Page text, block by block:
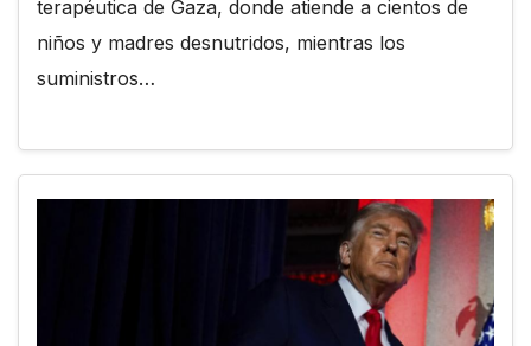
terapéutica de Gaza, donde atiende a cientos de
niños y madres desnutridos, mientras los
suministros…